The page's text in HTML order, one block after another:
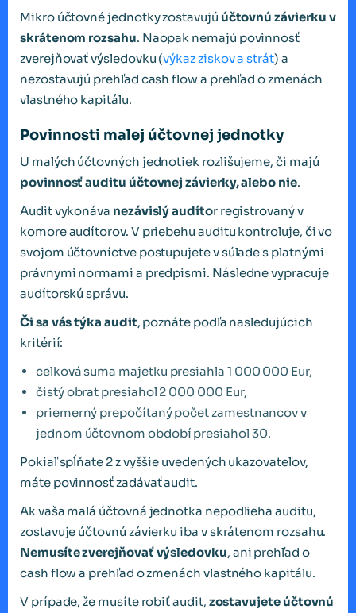
Mikro účtovné jednotky zostavujú účtovnú závierku v
skrátenom rozsahu. Naopak nemajú povinnosť
zverejňovať výsledovku (výkaz ziskov a strát) a
nezostavujú prehľad cash flow a prehľad o zmenách
vlastného kapitálu.
Povinnosti malej účtovnej jednotky
U malých účtovných jednotiek rozlišujeme, či majú
povinnosť auditu účtovnej závierky, alebo nie.
Audit vykonáva nezávislý audítor registrovaný v
komore audítorov. V priebehu auditu kontroluje, či vo
svojom účtovníctve postupujete v súlade s platnými
právnymi normami a predpismi. Následne vypracuje
audítorskú správu.
Či sa vás týka audit, poznáte podľa nasledujúcich
kritérií:
celková suma majetku presiahla 1 000 000 Eur,
čistý obrat presiahol 2 000 000 Eur,
priemerný prepočítaný počet zamestnancov v
jednom účtovnom období presiahol 30.
Pokiaľ spĺňate 2 z vyššie uvedených ukazovateľov,
máte povinnosť zadávať audit.
Ak vaša malá účtovná jednotka nepodlieha auditu,
zostavuje účtovnú závierku iba v skrátenom rozsahu.
Nemusíte zverejňovať výsledovku, ani prehľad o
cash flow a prehľad o zmenách vlastného kapitálu.
V prípade, že musíte robiť audit, zostavujete účtovnú